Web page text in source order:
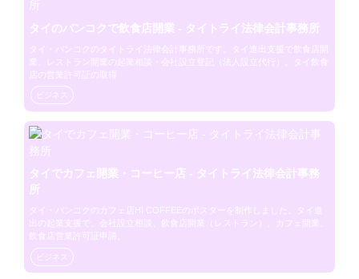
タイのバンコクで飲食店開業 - タイトライ法律会計事務所
タイ・バンコクのタイトライ法律会計事務所です。タイ進出支援で飲食店開
業、レストラン開業の起業相談・会社設立登記（法人設立代行）。タイ飲食
店の営業許可証の取得
ビジネス
タイでカフェ開業・コーヒー店 - タイトライ法律会計事務
所
タイ・バンコクのカフェ店HI COFFEEのポスターを制作しました。タイ進
出の起業支援で、会社設立相談、飲食店開業（レストラン）、カフェ開業、
飲食店営業許可証申請。
ビジネス